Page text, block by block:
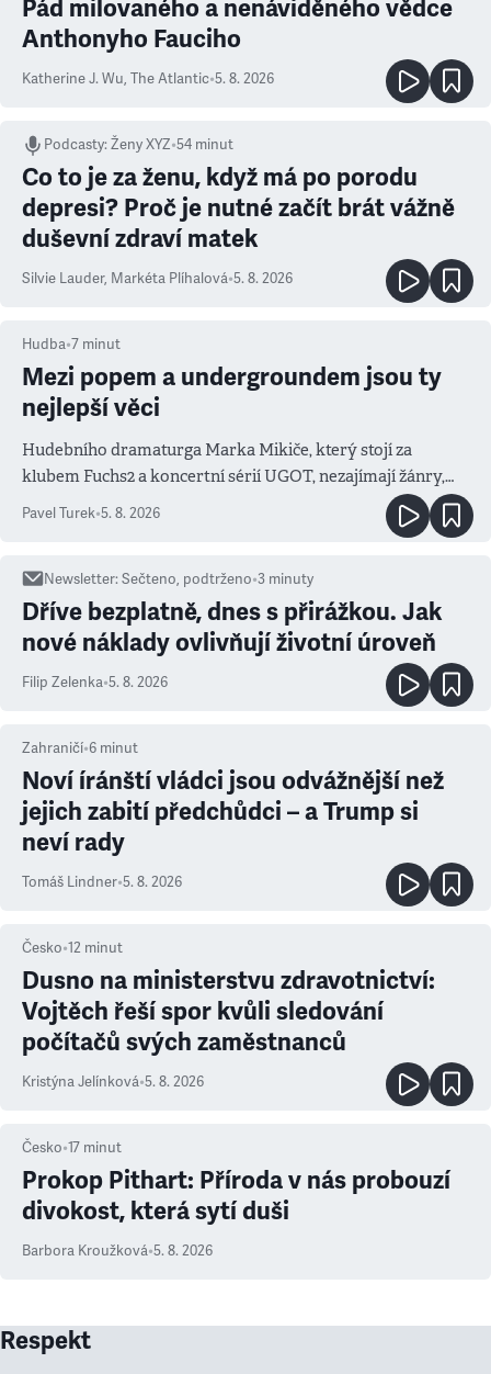
Pád milovaného a nenáviděného vědce
Anthonyho Fauciho
Katherine J. Wu, The Atlantic•5. 8. 2026
Podcasty:Ženy XYZ•54 minut
Co to je za ženu, když má po porodu
depresi? Proč je nutné začít brát vážně
duševní zdraví matek
Silvie Lauder, Markéta Plíhalová•5. 8. 2026
Hudba•7 minut
Mezi popem a undergroundem jsou ty
nejlepší věci
Hudebního dramaturga Marka Mikiče, který stojí za
klubem Fuchs2 a koncertní sérií UGOT, nezajímají žánry,
ale atmosféra
Pavel Turek•5. 8. 2026
Newsletter:Sečteno, podtrženo•3 minuty
Dříve bezplatně, dnes s přirážkou. Jak
nové náklady ovlivňují životní úroveň
Filip Zelenka•5. 8. 2026
Zahraničí•6 minut
Noví íránští vládci jsou odvážnější než
jejich zabití předchůdci – a Trump si
neví rady
Tomáš Lindner•5. 8. 2026
Česko•12 minut
Dusno na ministerstvu zdravotnictví:
Vojtěch řeší spor kvůli sledování
počítačů svých zaměstnanců
Kristýna Jelínková•5. 8. 2026
Česko•17 minut
Prokop Pithart: Příroda v nás probouzí
divokost, která sytí duši
Barbora Kroužková•5. 8. 2026
Respekt